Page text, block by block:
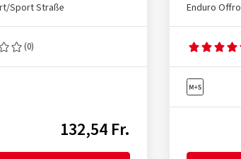
Sport Straße
(0)
132,54 Fr.
Enduro